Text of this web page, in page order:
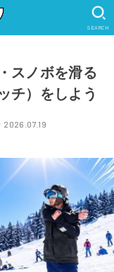
SEARCH
スノボを滑る
チ）をしよう
2026.07.19